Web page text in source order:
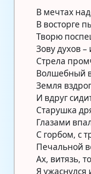
В мечтах
В восторге
Творю
Зову духов
Стрела
Волшебный
Земля
И вдруг
Старушка
Глазами
С горбом, с
Печальной
Ах, витязь,
Я ужаснулся